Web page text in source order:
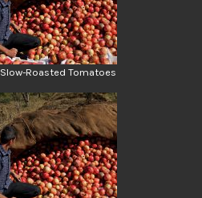
Slow-Roasted Tomatoes